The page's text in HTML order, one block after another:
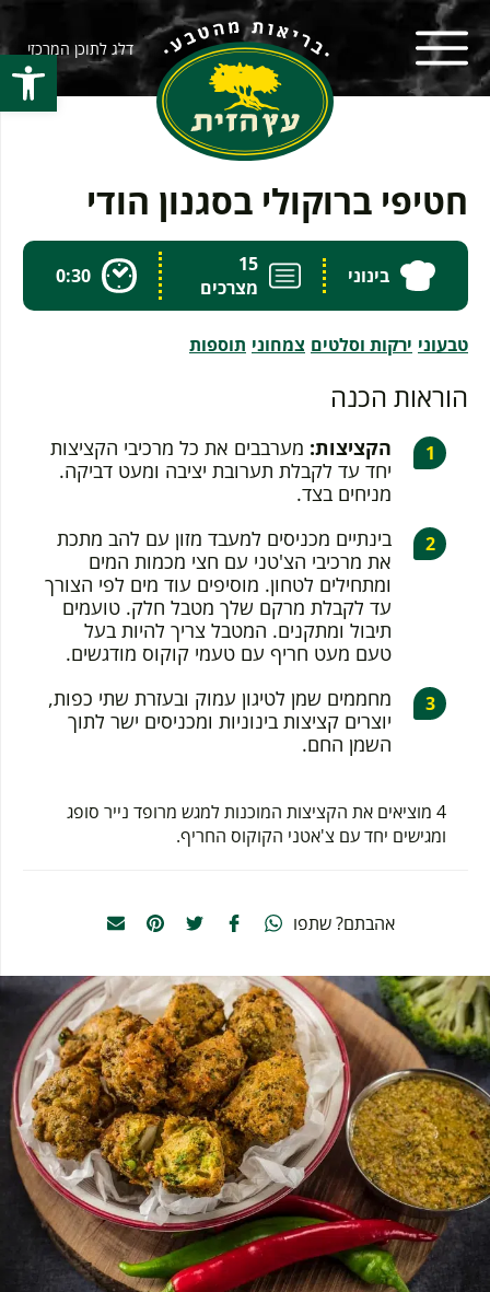
פתח
דלג לתוכן המרכזי
חטיפי ברוקולי בסגנון הודי
בינוני
15
מצרכים
0:30
טבעוני ירקות וסלטים צמחוני תוספות
הוראות הכנה
הקציצות: מערבבים את כל מרכיבי הקציצות
יחד עד לקבלת תערובת יציבה ומעט דביקה.
מניחים בצד.
בינתיים מכניסים למעבד מזון עם להב מתכת
את מרכיבי הצ'טני עם חצי מכמות המים
ומתחילים לטחון. מוסיפים עוד מים לפי הצורך
עד לקבלת מרקם שלך מטבל חלק. טועמים
תיבול ומתקנים. המטבל צריך להיות בעל
טעם מעט חריף עם טעמי קוקוס מודגשים.
מחממים שמן לטיגון עמוק ובעזרת שתי כפות,
יוצרים קציצות בינוניות ומכניסים ישר לתוך
השמן החם.
4 מוציאים את הקציצות המוכנות למגש מרופד נייר סופג
ומגישים יחד עם צ'אטני הקוקוס החריף.
אהבתם? שתפו